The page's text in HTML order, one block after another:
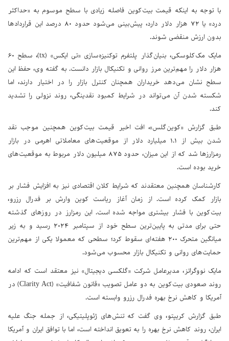
با توجه به اینکه قیمت بیت‌کوین فاصله زیادی با سطح موسوم به «حداکثر
درد» یا ۷۲ هزار دلار دارد، پیش‌بینی می‌شود حدود ۸۰ درصد این قراردادها
بدون ارزش منقضی شوند.
مایک مک‌کلوسکی، بنیان‌گذار پلتفرم توکنیزه‌سازی «تی ایکس» (tx)، سطح ۶۰
هزار دلار را مهم‌ترین مرز روانی و تکنیکال بازار دانست. به گفته وی، حفظ این
سطح نشان می‌دهد خریداران همچنان کنترل بازار را در اختیار دارند، اما
شکسته شدن آن می‌تواند در شرایط کمبود نقدینگی، روند نزولی را تشدید
کند.
طبق گزارش «کوین‌گلس»، افت اخیر قیمت بیت‌کوین همچنین موجب نقد
شدن بیش از ۱.۱ میلیارد دلار از موقعیت‌های معاملاتی اهرمی در بازار
رمزارزها شد که از این میزان، حدود ۸۷۵ میلیون دلار مربوط به موقعیت‌های
خرید بوده است.
کارشناسان همچنین معتقدند که شرایط کلان اقتصادی نیز به افزایش فشار بر
بازار کمک کرده است. از زمان آغاز ریاست کوین وارش بر فدرال رزرو،
بیت‌کوین با فشار بیشتری مواجه شده است. این رمزارز در روزهای گذشته
حتی برای مدتی به پایین‌ترین سطح خود از سپتامبر ۲۰۲۴ رسید و به زیر
میانگین متحرک ۲۰۰ هفته‌ای سقوط کرد؛ سطحی که معمولا یکی از مهم‌ترین
حمایت‌های روانی و تکنیکال بازار محسوب می‌شود.
مایک نووگراتز، مدیرعامل شرکت «گلکسی دیجیتال» نیز معتقد است که ادامه
روند صعودی بیت‌کوین به دو عامل تصویب «قانون شفافیت» (Clarity Act) در
آمریکا و کاهش نرخ بهره فدرال رزرو وابسته است.
طبق گزارش کریپتو، وی گفت که تنش‌های ژئوپلیتیکی، از جمله جنگ علیه
ایران، روند کاهش نرخ بهره را به تعویق انداخته است، اما با توافق ایران و آمریکا